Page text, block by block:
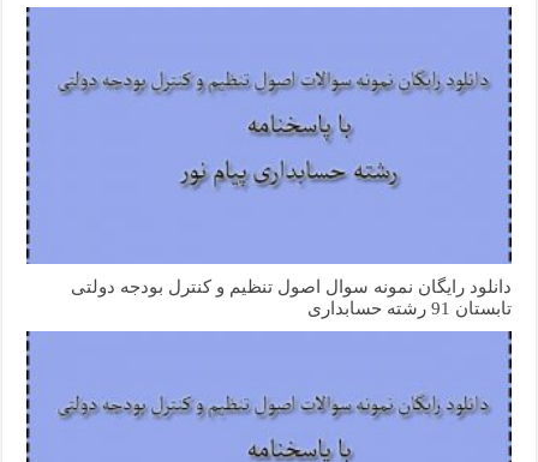
دانلود رایگان نمونه سوال اصول تنظیم و کنترل بودجه دولتی
تابستان 91 رشته حسابداری